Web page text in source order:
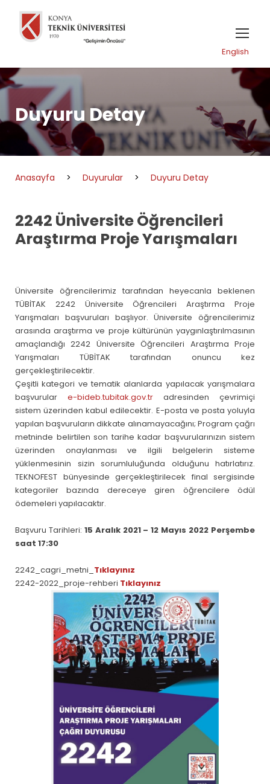
English
Duyuru Detay
Anasayfa > Duyurular > Duyuru Detay
2242 Üniversite Öğrencileri
Araştırma Proje Yarışmaları
Üniversite öğrencilerimiz tarafından heyecanla beklenen
TÜBİTAK 2242 Üniversite Öğrencileri Araştırma Proje
Yarışmaları başvuruları başlıyor. Üniversite öğrencilerimiz
arasında araştırma ve proje kültürünün yaygınlaştırılmasının
amaçlandığı 2242 Üniversite Öğrencileri Araştırma Proje
Yarışmaları TÜBİTAK tarafından onuncu kez
gerçekleştirilecektir.
Çeşitli kategori ve tematik alanlarda yapılacak yarışmalara
başvurular e-bideb.tubitak.gov.tr
adresinden çevrimiçi
sistem üzerinden kabul edilecektir. E-posta ve posta yoluyla
yapılan başvuruların dikkate alınamayacağını; Program çağrı
metninde belirtilen son tarihe kadar başvurularınızın sistem
üzerinden onaylanması ve ilgili belgelerin sisteme
yüklenmesinin sizin sorumluluğunda olduğunu hatırlatırız.
TEKNOFEST bünyesinde gerçekleştirilecek final sergisinde
kategoriler bazında dereceye giren öğrencilere ödül
ödemeleri yapılacaktır.
Başvuru Tarihleri: 15 Aralık 2021 – 12 Mayıs 2022 Perşembe
saat 17:30
2242_cagri_metni_ Tıklayınız
2242-2022_proje-rehberi Tıklayınız